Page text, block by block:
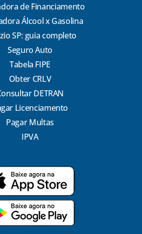
de Financiamento
Álcool x Gasolina
SP: guia completo
Seguro Auto
Tabela FIPE
Obter CRLV
DETRAN
Licenciamento
Pagar Multas
IPVA